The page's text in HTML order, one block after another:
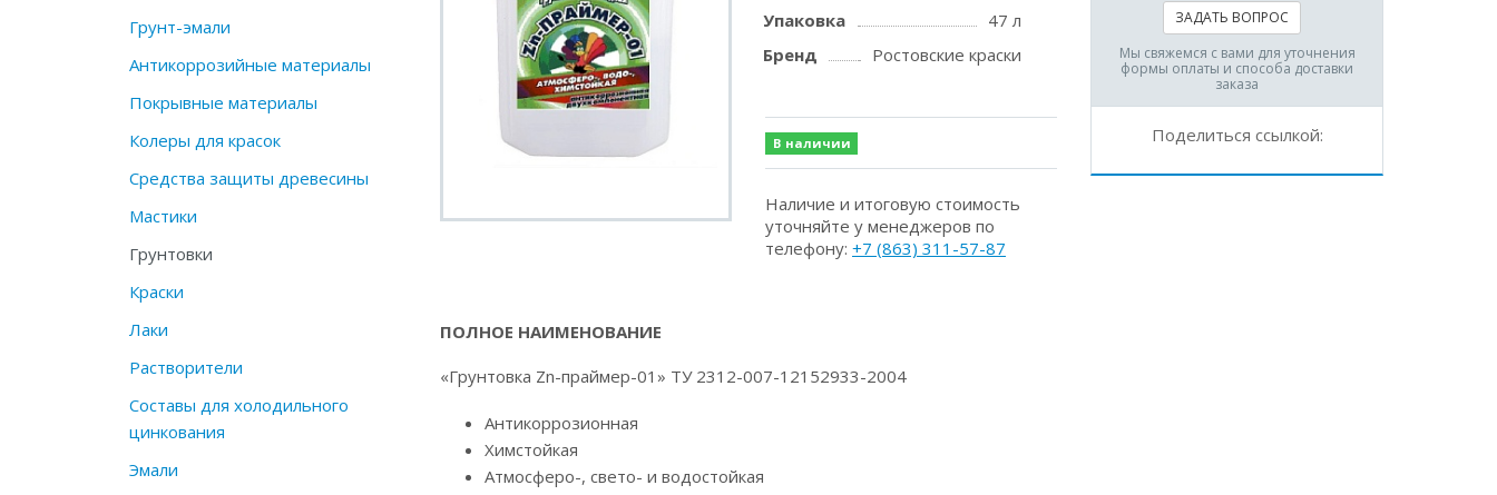
Грунт-эмали
Антикоррозийные материалы
Покрывные материалы
Колеры для красок
Средства защиты древесины
Мастики
Грунтовки
Краски
Лаки
Растворители
Составы для холодильного
цинкования
Эмали
Упаковка
47 л
Бренд
Ростовские краски
В наличии
Наличие и итоговую стоимость
уточняйте у менеджеров по
телефону: +7 (863) 311-57-87
ЗАДАТЬ ВОПРОС
Мы свяжемся с вами для уточнения
формы оплаты и способа доставки
заказа
Поделиться ссылкой:
ПОЛНОЕ НАИМЕНОВАНИЕ
«Грунтовка Zn-праймер-01» ТУ 2312-007-12152933-2004
Антикоррозионная
Химстойкая
Атмосферо-, свето- и водостойкая